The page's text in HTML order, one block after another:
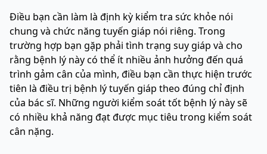
Điều bạn cần làm là định kỳ kiểm tra sức khỏe nói
chung và chức năng tuyến giáp nói riêng. Trong
trường hợp bạn gặp phải tình trạng suy giáp và cho
rằng bệnh lý này có thể ít nhiều ảnh hưởng đến quá
trình gảm cân của mình, điều bạn cần thực hiện trước
tiên là điều trị bệnh lý tuyến giáp theo đúng chỉ định
của bác sĩ. Những người kiểm soát tốt bệnh lý này sẽ
có nhiều khả năng đạt được mục tiêu trong kiểm soát
cân nặng.